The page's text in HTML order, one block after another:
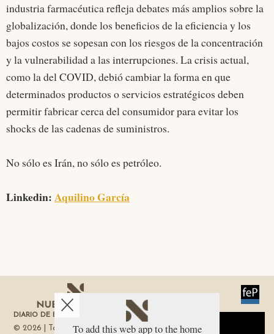
industria farmacéutica refleja debates más amplios sobre la
globalización, donde los beneficios de la eficiencia y los
bajos costos se sopesan con los riesgos de la concentración
y la vulnerabilidad a las interrupciones. La crisis actual,
como la del COVID, debió cambiar la forma en que
determinados productos o servicios estratégicos deben
permitir fabricar cerca del consumidor para evitar los
shocks de las cadenas de suministros.
No sólo es Irán, no sólo es petróleo.
Linkedin:Aquilino García
DIARIO DE ECONOMÍA DE LA REGIÓN DE MURCIA
© 2026 | Todos los derechos reservados
To add this web app to the home
Aviso sobre el Uso de cookies: